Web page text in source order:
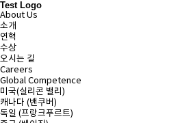
Test Logo
About Us
소개
연혁
수상
오시는 길
Careers
Global Competence
미국(실리콘 밸리)
캐나다 (밴쿠버)
독일 (프랑크푸르트)